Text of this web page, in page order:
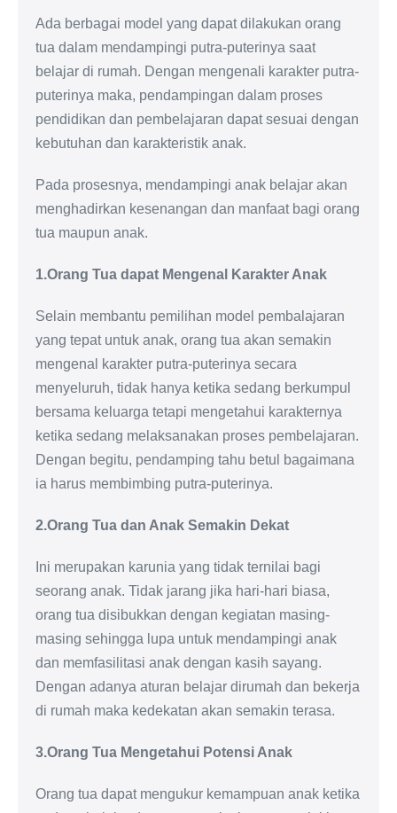
Ada berbagai model yang dapat dilakukan orang
tua dalam mendampingi putra-puterinya saat
belajar di rumah. Dengan mengenali karakter putra-
puterinya maka, pendampingan dalam proses
pendidikan dan pembelajaran dapat sesuai dengan
kebutuhan dan karakteristik anak.
Pada prosesnya, mendampingi anak belajar akan
menghadirkan kesenangan dan manfaat bagi orang
tua maupun anak.
1.Orang Tua dapat Mengenal Karakter Anak
Selain membantu pemilihan model pembalajaran
yang tepat untuk anak, orang tua akan semakin
mengenal karakter putra-puterinya secara
menyeluruh, tidak hanya ketika sedang berkumpul
bersama keluarga tetapi mengetahui karakternya
ketika sedang melaksanakan proses pembelajaran.
Dengan begitu, pendamping tahu betul bagaimana
ia harus membimbing putra-puterinya.
2.Orang Tua dan Anak Semakin Dekat
Ini merupakan karunia yang tidak ternilai bagi
seorang anak. Tidak jarang jika hari-hari biasa,
orang tua disibukkan dengan kegiatan masing-
masing sehingga lupa untuk mendampingi anak
dan memfasilitasi anak dengan kasih sayang.
Dengan adanya aturan belajar dirumah dan bekerja
di rumah maka kedekatan akan semakin terasa.
3.Orang Tua Mengetahui Potensi Anak
Orang tua dapat mengukur kemampuan anak ketika